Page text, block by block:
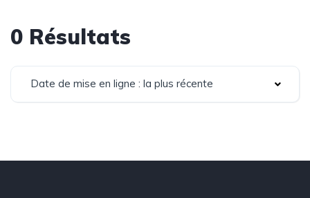
0 Résultats
Date de mise en ligne : la plus récente